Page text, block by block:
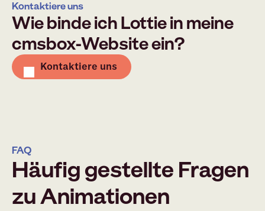
Kontaktiere uns
Wie binde ich Lottie in meine
cmsbox-Website ein?
Kontaktiere uns
FAQ
Häufig gestellte Fragen
zu Animationen